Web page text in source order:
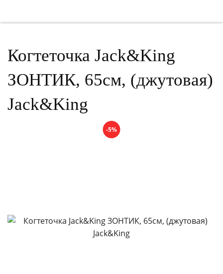
Когтеточка Jack&King
ЗОНТИК, 65см, (джутовая)
Jack&King
-5%